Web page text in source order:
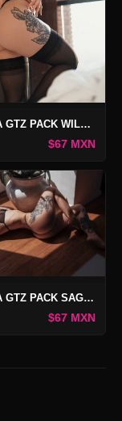
FRANCIA GTZ PACK WILLOW
$67 MXN
FRANCIA GTZ PACK SAGITARIO
$67 MXN